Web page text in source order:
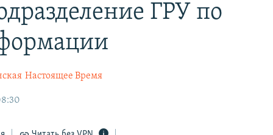
ГРУ по
Настоящее Время